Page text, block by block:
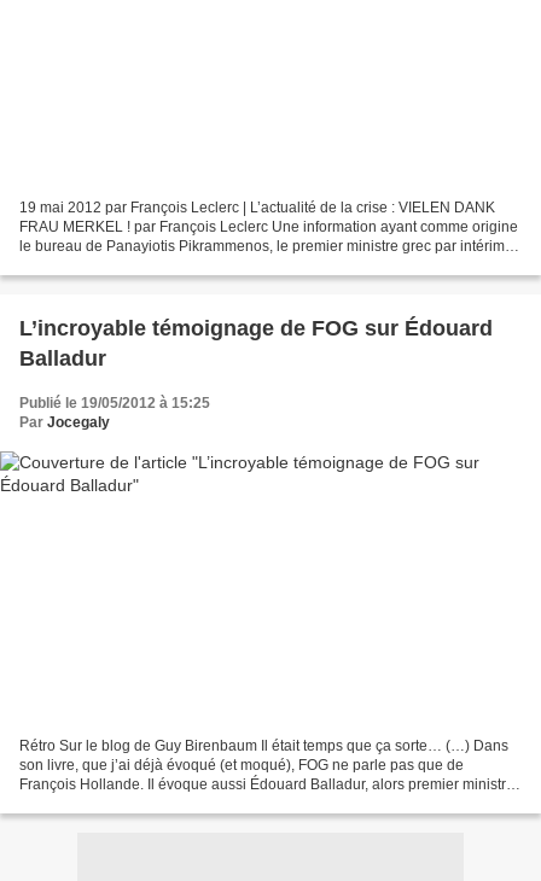
19 mai 2012 par François Leclerc | L’actualité de la crise : VIELEN DANK
FRAU MERKEL ! par François Leclerc Une information ayant comme origine
le bureau de Panayiotis Pikrammenos, le premier ministre grec par intérim,
L’incroyable témoignage de FOG sur Édouard
Balladur
Publié le 19/05/2012 à 15:25
Par Jocegaly
Rétro Sur le blog de Guy Birenbaum Il était temps que ça sorte… (…) Dans
son livre, que j’ai déjà évoqué (et moqué), FOG ne parle pas que de
François Hollande. Il évoque aussi Édouard Balladur, alors premier ministre